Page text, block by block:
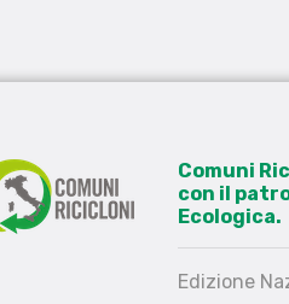
Comuni
con il
Ecologica.
Edizione